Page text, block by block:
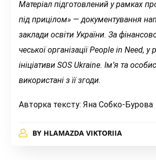
Матеріал підготовлений у рамках
під прицілом» — документування
заклади освіти України.За
чеської організації People in Need, у
ініціативи SOS Ukraine.Ім’я та
використані з її згоди.
Авторка тексту: Яна Собко-Бурова
BY HLAMAZDA VIKTORIIA